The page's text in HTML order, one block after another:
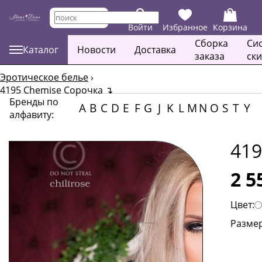
Войти Избранное Корзина
Каталог Новости Доставка
Сборка
заказа
Эротическое белье›
4195 Chemise Сорочка↴
Бренды по
алфавиту:
A B C D E F G J K L MN O S T Y
2
Цвет: